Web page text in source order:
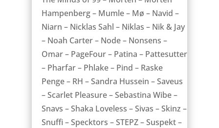
Hampenberg – Mumle – Mø – Navid –
Niarn – Nicklas Sahl – Niklas – Nik & Jay
– Noah Carter – Node – Nonsens –
Omar – PageFour – Patina – Pattesutter
– Pharfar – Phlake – Pind – Raske
Penge – RH – Sandra Hussein – Saveus
– Scarlet Pleasure – Sebastina Wibe –
Snavs – Shaka Loveless – Sivas – Skinz –
Snuffi – Specktors – STEPZ – Suspekt –